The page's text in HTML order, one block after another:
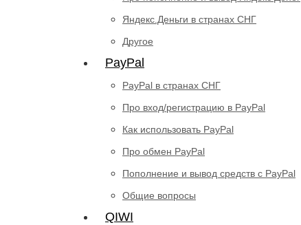
Яндекс.Деньги в странах СНГ
Другое
PayPal
PayPal в странах СНГ
Про вход/регистрацию в PayPal
Как использовать PayPal
Про обмен PayPal
Пополнение и вывод средств с PayPal
Общие вопросы
QIWI